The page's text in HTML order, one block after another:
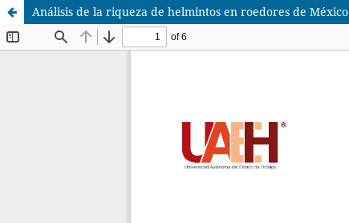
Análisis de la riqueza de helmintos en roedores de México